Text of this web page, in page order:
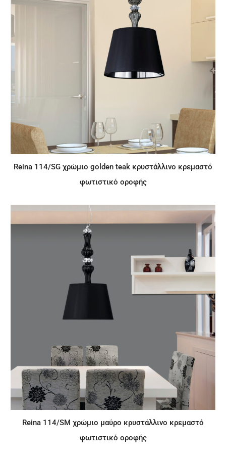
Reina 114/SG χρώμιο golden teak κρυστάλλινο κρεμαστό
φωτιστικό οροφής
Reina 114/SM χρώμιο μαύρο κρυστάλλινο κρεμαστό
φωτιστικό οροφής